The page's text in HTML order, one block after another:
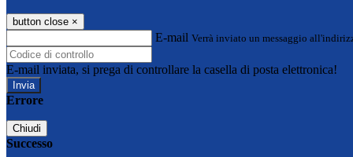
button close ×
E-mail Verrà inviato un messaggio
E-mail inviata, si prega di controllare la casella di posta elettronica!
Errore
Chiudi
Successo